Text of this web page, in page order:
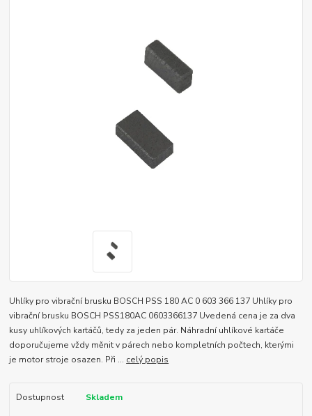
Uhlíky pro vibrační brusku BOSCH PSS 180 AC 0 603 366 137 Uhlíky pro
vibrační brusku BOSCH PSS180AC 0603366137 Uvedená cena je za dva
kusy uhlíkových kartáčů, tedy za jeden pár. Náhradní uhlíkové kartáče
doporučujeme vždy měnit v párech nebo kompletních počtech, kterými
je motor stroje osazen. Při ... celý popis
Dostupnost Skladem